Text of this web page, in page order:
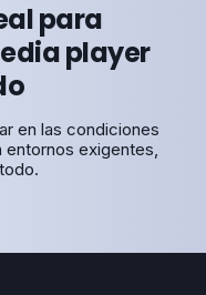
para
player
en las condiciones
entornos exigentes,